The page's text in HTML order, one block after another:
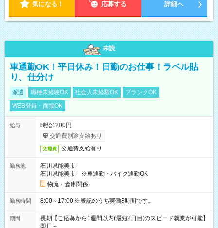
気になる！ 応募する 詳細へ
未読
車通勤OK！平日休み！日勤のお仕事！ラベル貼
り、仕分け
派遣 職種未経験OK 社会人未経験OK
ブランクOK
WEB登録・面接OK
給与
時給1200円
交通費別途支給あり
交通費 交通費支給有り
勤務地
石川県能美市
石川県能美市 ※車通勤・バイク通勤OK
物流・倉庫関係
勤務時間 8:00～17:00 ※表記のうち実働8時間です。
期間
長期【ご応募から1週間以内(最短2日目)のスピード就業が可能】
即日～